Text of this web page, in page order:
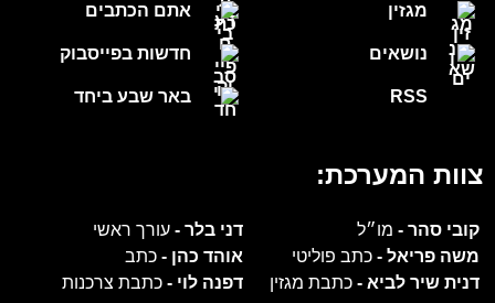
אתם הכתבים
חדשות בפייסבוק
באר שבע ביחד
מגזין
נושאים
RSS
צוות המערכת:
קובי סהר - מו״ל דני בלר -עורך ראשי
משה פריאל - כתב פוליטי אוהד כהן -כתב
דנית שיר לביא - כתבת מגזין דפנה לוי -כתבת צרכנות